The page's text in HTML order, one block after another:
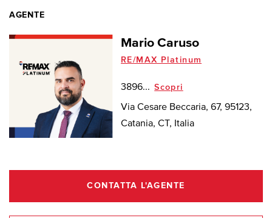
AGENTE
Mario Caruso
RE/MAX Platinum
3896... Scopri
Via Cesare Beccaria, 67, 95123,
Catania, CT, Italia
CONTATTA L'AGENTE